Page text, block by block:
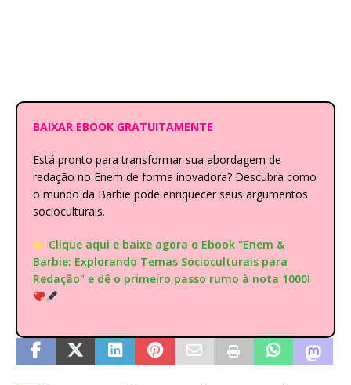
BAIXAR EBOOK GRATUITAMENTE
Está pronto para transformar sua abordagem de
redação no Enem de forma inovadora? Descubra como
o mundo da Barbie pode enriquecer seus argumentos
socioculturais.
Clique aqui e baixe agora o Ebook "Enem &
Barbie: Explorando Temas Socioculturais para
Redação" e dê o primeiro passo rumo à nota 1000!